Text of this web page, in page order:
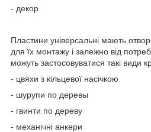
- декор
Пластини універсальні мають
для їх монтажу і залежно від
можуть застосовуватися такі види
- цвяхи з кільцевої насічкою
- шурупи по деревы
- гвинти по дереву
- механічні анкери